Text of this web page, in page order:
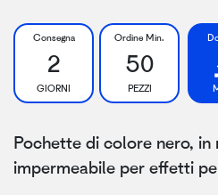
Consegna
2
GIORNI
Ordine Min.
50
PEZZI
Pochette di colore nero, in
impermeabile per effetti